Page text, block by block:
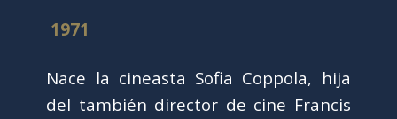
1971
Nace la cineasta Sofia Coppola, hija
del también director de cine Francis